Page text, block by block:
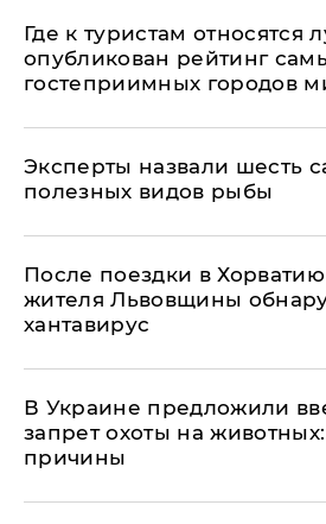
Где к туристам относятся
опубликован рейтинг
гостеприимных городов
Эксперты назвали шесть
полезных видов рыбы
После поездки в
жителя Львовщины
хантавирус
В Украине предложили
запрет охоты на
причины